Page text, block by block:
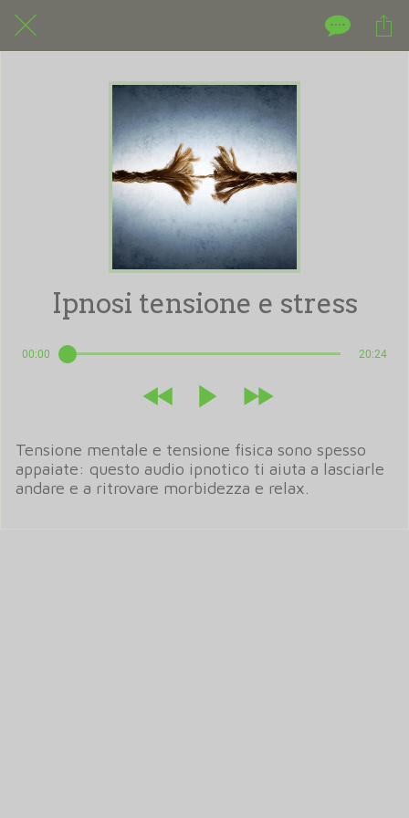
Ipnosi tensione e stress
00:00 20:24
Tensione mentale e tensione fisica sono spesso
appaiate: questo audio ipnotico ti aiuta a lasciarle
andare e a ritrovare morbidezza e relax.